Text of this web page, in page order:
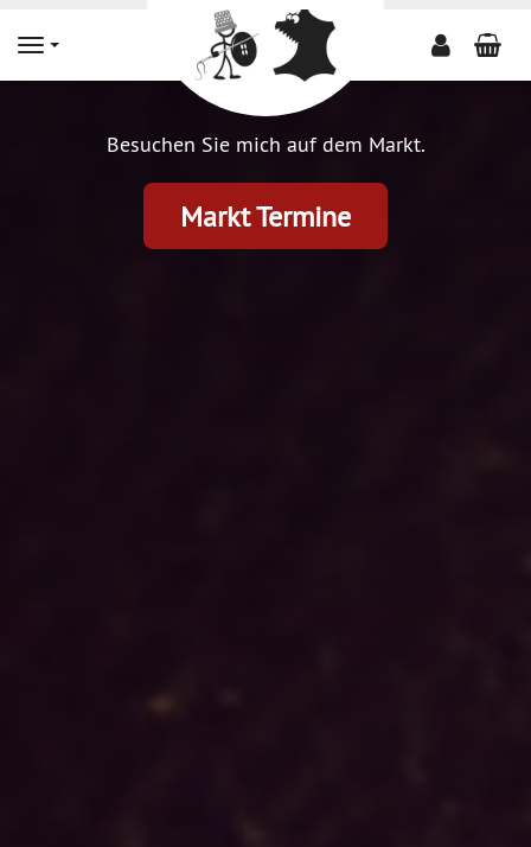
Navigation
Besuchen Sie mich auf dem Markt.
Markt Termine